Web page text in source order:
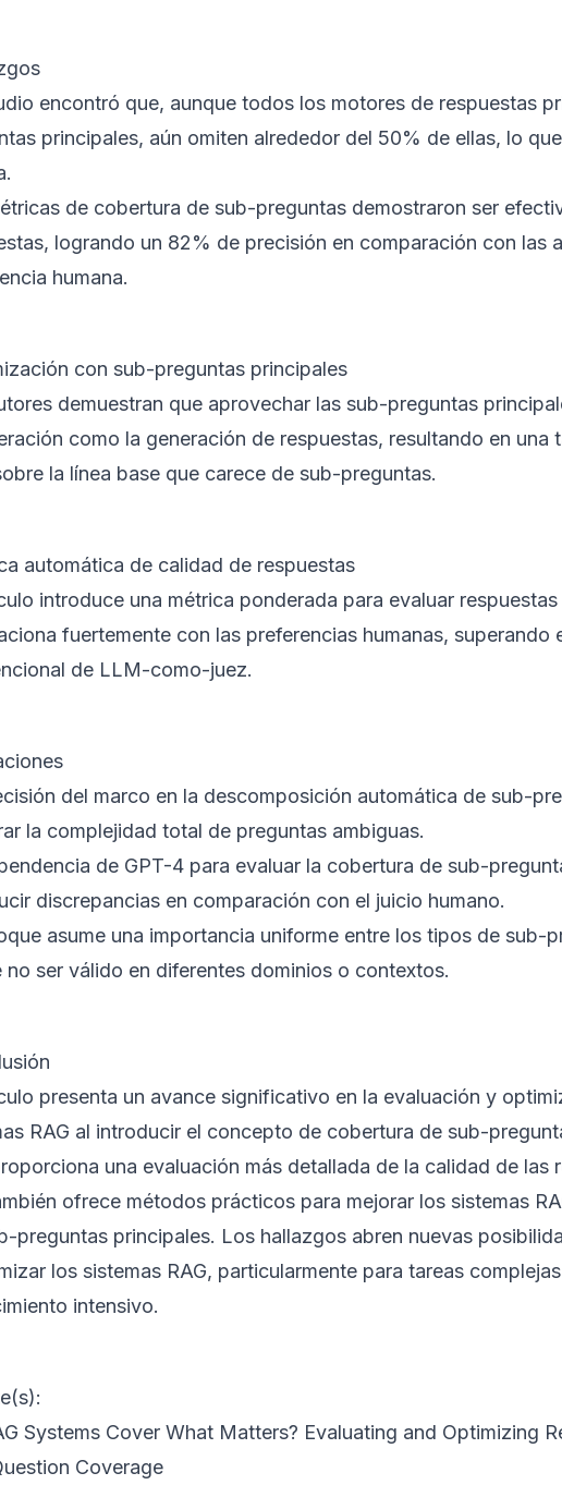
encontró que, aunque todos los motores de respuestas
principales, aún omiten alrededor del 50% de ellas, lo
de cobertura de sub-preguntas demostraron ser
logrando un 82% de precisión en comparación con las
humana.
con sub-preguntas principales
demuestran que aprovechar las sub-preguntas
como la generación de respuestas, resultando en una
la línea base que carece de sub-preguntas.
automática de calidad de respuestas
introduce una métrica ponderada para evaluar
fuertemente con las preferencias humanas, superando
de LLM-como-juez.
del marco en la descomposición automática de sub-
la complejidad total de preguntas ambiguas.
de GPT-4 para evaluar la cobertura de sub-
discrepancias en comparación con el juicio humano.
asume una importancia uniforme entre los tipos de sub-
no ser válido en diferentes dominios o contextos.
presenta un avance significativo en la evaluación y
RAG al introducir el concepto de cobertura de sub-
una evaluación más detallada de la calidad de las
ofrece métodos prácticos para mejorar los sistemas
preguntas principales. Los hallazgos abren nuevas
los sistemas RAG, particularmente para tareas
intensivo.
Systems Cover What Matters? Evaluating and Optimizing
Coverage